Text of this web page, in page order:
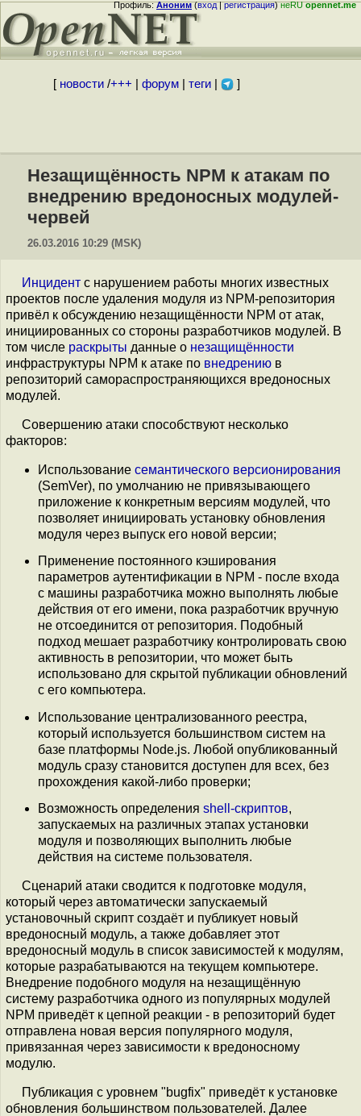
Профиль:Аноним(вход|регистрация)неRUopennet.me
[ новости/+++ форум| теги| ]
Незащищённость NPM к атакам по
внедрению вредоносных модулей-
червей
26.03.2016 10:29 (MSK)
Инцидент с нарушением работы многих известных
проектов после удаления модуля из NPM-репозитория
привёл к обсуждению незащищённости NPM от атак,
инициированных со стороны разработчиков модулей. В
том числе раскрыты данные о незащищённости
инфраструктуры NPM к атаке по внедрению в
репозиторий самораспространяющихся вредоносных
модулей.
Совершению атаки способствуют несколько
факторов:
Использование семантического версионирования
(SemVer), по умолчанию не привязывающего
приложение к конкретным версиям модулей, что
позволяет инициировать установку обновления
модуля через выпуск его новой версии;
Применение постоянного кэширования
параметров аутентификации в NPM - после входа
с машины разработчика можно выполнять любые
действия от его имени, пока разработчик вручную
не отсоединится от репозитория. Подобный
подход мешает разработчику контролировать свою
активность в репозитории, что может быть
использовано для скрытой публикации обновлений
с его компьютера.
Использование централизованного реестра,
который используется большинством систем на
базе платформы Node.js. Любой опубликованный
модуль сразу становится доступен для всех, без
прохождения какой-либо проверки;
Возможность определения shell-скриптов,
запускаемых на различных этапах установки
модуля и позволяющих выполнить любые
действия на системе пользователя.
Сценарий атаки сводится к подготовке модуля,
который через автоматически запускаемый
установочный скрипт создаёт и публикует новый
вредоносный модуль, а также добавляет этот
вредоносный модуль в список зависимостей к модулям,
которые разрабатываются на текущем компьютере.
Внедрение подобного модуля на незащищённую
систему разработчика одного из популярных модулей
NPM приведёт к цепной реакции - в репозиторий будет
отправлена новая версия популярного модуля,
привязанная через зависимости к вредоносному
модулю.
Публикация с уровнем "bugfix" приведёт к установке
обновления большинством пользователей. Далее